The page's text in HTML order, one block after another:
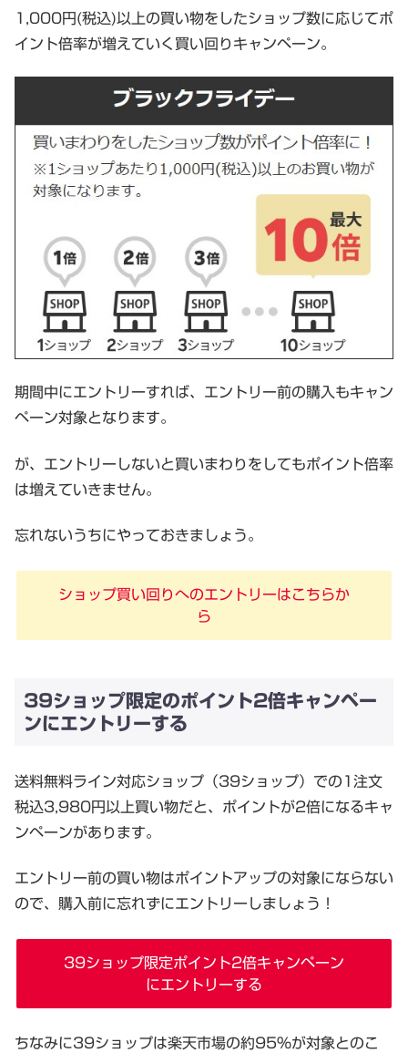
1,000円(税込)以上の買い物をしたショップ数に応じてポ
イント倍率が増えていく買い回りキャンペーン。
期間中にエントリーすれば、エントリー前の購入もキャン
ペーン対象となります。
が、エントリーしないと買いまわりをしてもポイント倍率
は増えていきません。
忘れないうちにやっておきましょう。
ショップ買い回りへのエントリーはこちらか
ら
39ショップ限定のポイント2倍キャンペー
ンにエントリーする
送料無料ライン対応ショップ（39ショップ）での1注文
税込3,980円以上買い物だと、ポイントが2倍になるキャ
ンペーンがあります。
エントリー前の買い物はポイントアップの対象にならない
ので、購入前に忘れずにエントリーしましょう！
39ショップ限定ポイント2倍キャンペーン
にエントリーする
ちなみに39ショップは楽天市場の約95%が対象とのこ